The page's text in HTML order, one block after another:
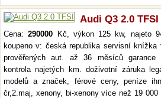
Audi Q3 2.0 TFSI
Cena:290000 Kč, výkon 125 kw, najeto
koupeno v: česká republika servisní
prověřených aut. až 36 měsíců
kontrola najetých km. doživotní záruka
modelů a značek, férové ceny, peníze
čr,2.maj, xenony, bi-xenony více než 19